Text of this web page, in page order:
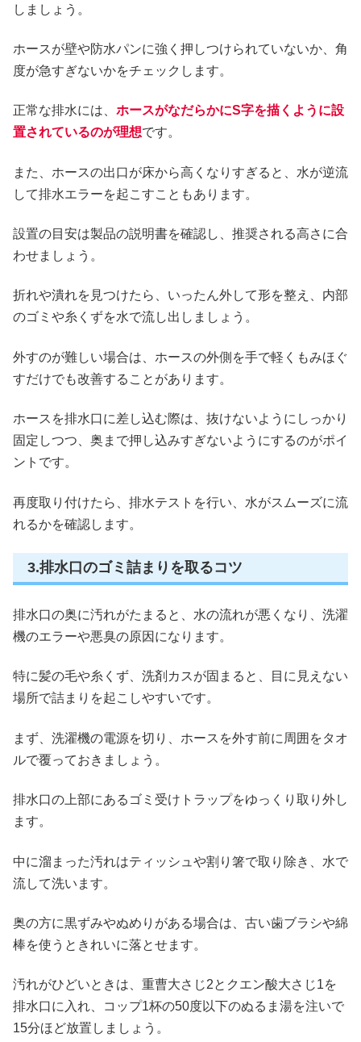
しましょう。
ホースが壁や防水パンに強く押しつけられていないか、角
度が急すぎないかをチェックします。
正常な排水には、 ホースがなだらかにS字を描くように設
置されているのが理想です。
また、ホースの出口が床から高くなりすぎると、水が逆流
して排水エラーを起こすこともあります。
設置の目安は製品の説明書を確認し、推奨される高さに合
わせましょう。
折れや潰れを見つけたら、いったん外して形を整え、内部
のゴミや糸くずを水で流し出しましょう。
外すのが難しい場合は、ホースの外側を手で軽くもみほぐ
すだけでも改善することがあります。
ホースを排水口に差し込む際は、抜けないようにしっかり
固定しつつ、奥まで押し込みすぎないようにするのがポイ
ントです。
再度取り付けたら、排水テストを行い、水がスムーズに流
れるかを確認します。
3.排水口のゴミ詰まりを取るコツ
排水口の奥に汚れがたまると、水の流れが悪くなり、洗濯
機のエラーや悪臭の原因になります。
特に髪の毛や糸くず、洗剤カスが固まると、目に見えない
場所で詰まりを起こしやすいです。
まず、洗濯機の電源を切り、ホースを外す前に周囲をタオ
ルで覆っておきましょう。
排水口の上部にあるゴミ受けトラップをゆっくり取り外し
ます。
中に溜まった汚れはティッシュや割り箸で取り除き、水で
流して洗います。
奥の方に黒ずみやぬめりがある場合は、古い歯ブラシや綿
棒を使うときれいに落とせます。
汚れがひどいときは、重曹大さじ2とクエン酸大さじ1を
排水口に入れ、コップ1杯の50度以下のぬるま湯を注いで
15分ほど放置しましょう。